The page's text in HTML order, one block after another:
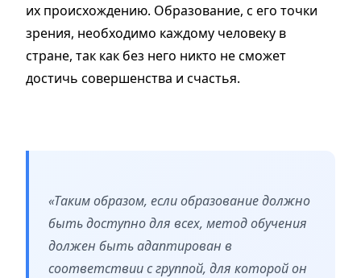
их происхождению. Образование, с его точки
зрения, необходимо каждому человеку в
стране, так как без него никто не сможет
достичь совершенства и счастья.
«Таким образом, если образование должно
быть доступно для всех, метод обучения
должен быть адаптирован в
соответствии с группой, для которой он